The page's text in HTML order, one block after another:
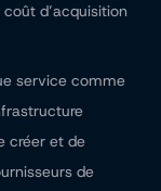
d’acquisition
service comme
créer et de
de